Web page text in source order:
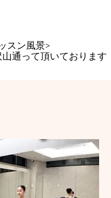
スン風景>
通って頂いております